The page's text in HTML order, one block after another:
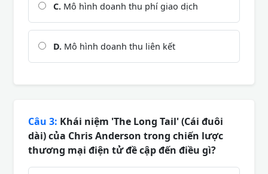
C. Mô hình doanh thu phí giao dịch
D. Mô hình doanh thu liên kết
Câu 3: Khái niệm 'The Long Tail' (Cái đuôi
dài) của Chris Anderson trong chiến lược
thương mại điện tử đề cập đến điều gì?